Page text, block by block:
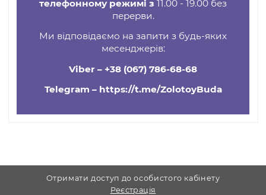
Вид аксесуара
Камені для стоунтерапії
застосування
Ноги, Коліна, Обличчя, Плечі,
Спина, Руки
Функціональність
Косметичний масаж, Теплове
Тип живлення Мережа 220 В
Користувацькі характеристики
телефонному режимі з11.00 - 19.00 без
перерви.